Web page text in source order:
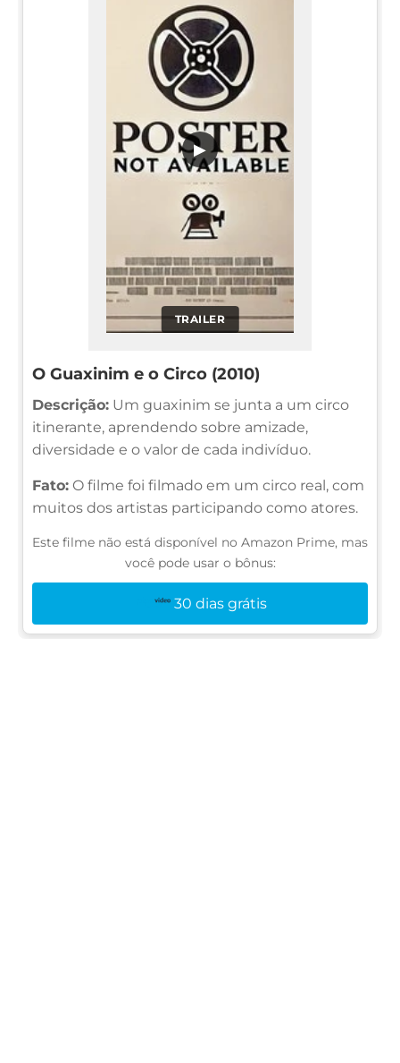
TRAILER
▶
O Guaxinim e o Circo (2010)
Descrição: Um guaxinim se junta a um circo
itinerante, aprendendo sobre amizade,
diversidade e o valor de cada indivíduo.
Fato: O filme foi filmado em um circo real, com
muitos dos artistas participando como atores.
Este filme não está disponível no Amazon Prime, mas
você pode usar o bônus:
30 dias grátis